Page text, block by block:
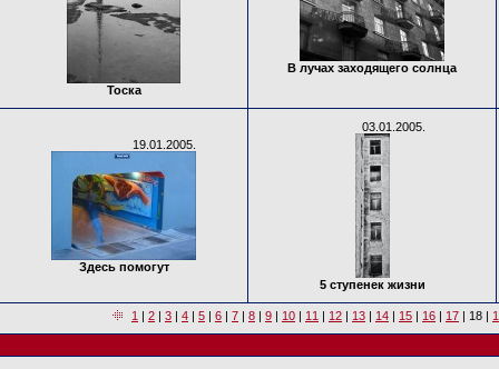
Тоска
В лучах заходящего солнца
19.01.2005.
Здесь помогут
03.01.2005.
5 ступенек жизни
1 | 2 | 3 | 4 | 5 | 6 | 7 | 8 | 9 | 10 | 11 | 12 | 13 | 14 | 15 | 16 | 17 | 18 |